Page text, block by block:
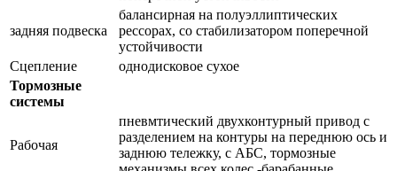
задняя подвеска
балансирная на полуэллиптических
рессорах, со стабилизатором поперечной
устойчивости
Сцепление
однодисковое сухое
Тормозные
системы
Рабочая
пневмтический двухконтурный привод с
разделением на контуры на переднюю ось и
заднюю тележку, с АБС, тормозные